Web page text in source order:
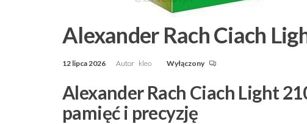
Alexander Rach Ciach
12 lipca 2026 Autor kleo Wyłączony
Alexander Rach Ciach Light
pamięć i precyzję